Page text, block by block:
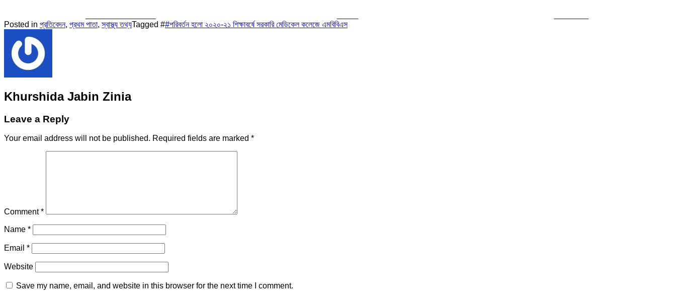
Posted in প্রতিবেদন, প্রথম পাতা,স্বাস্থ্য তথ্যTagged ##পরিবর্তন হলো ২০২০-২১ শিক্ষাবর্ষে সরকারি মেডিকেল কলেজে এমবিবিএস
Khurshida Jabin Zinia
Leave a Reply
Your email address will not be published. Required fields are marked *
Comment*
Name *
Email *
Website
Save my name, email, and website in this browser for the next time I comment.